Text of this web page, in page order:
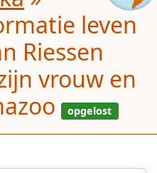
leven
Riessen
vrouw en